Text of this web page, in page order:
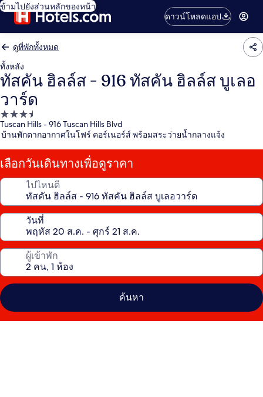
ข้ามไปยังส่วนหลักของหน้า
ดาวน์โหลดแอป
ดูที่พักทั้งหมด
ทั้งหลัง
ทัสคัน ฮิลล์ส - 916 ทัสคัน ฮิลล์ส บูเลอ
วาร์ด
ที่พัก
3.5
Tuscan Hills - 916 Tuscan Hills Blvd
บ้านพักตากอากาศในโฟร์ คอร์เนอร์ส์ พร้อมสระว่ายน้ำกลางแจ้ง
เลือกวันเดินทางเพื่อดูราคา
ไปไหนดี
วันที่
ผู้เข้าพัก
ค้นหา